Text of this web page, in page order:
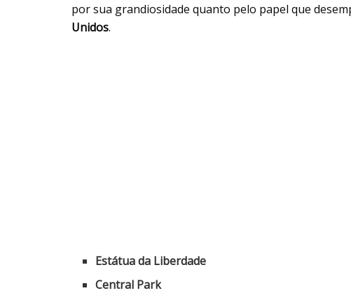
por sua grandiosidade quanto pelo papel que
Unidos.
Estátua da Liberdade
Central Park